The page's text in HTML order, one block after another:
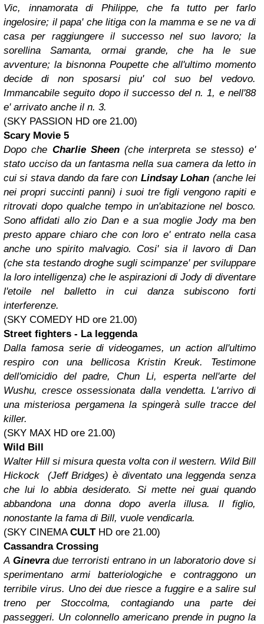
Vic, innamorata di Philippe, che fa tutto per farlo
ingelosire; il papa' che litiga con la mamma e se ne va di
casa per raggiungere il successo nel suo lavoro; la
sorellina Samanta, ormai grande, che ha le sue
avventure; la bisnonna Poupette che all'ultimo momento
decide di non sposarsi piu' col suo bel vedovo.
Immancabile seguito dopo il successo del n. 1, e nell'88
e' arrivato anche il n. 3.
(SKY PASSION HD ore 21.00)
Scary Movie 5
Dopo che Charlie Sheen(che interpreta se stesso) e'
stato ucciso da un fantasma nella sua camera da letto in
cui si stava dando da fare con Lindsay Lohan (anche lei
nei propri succinti panni) i suoi tre figli vengono rapiti e
ritrovati dopo qualche tempo in un'abitazione nel bosco.
Sono affidati allo zio Dan e a sua moglie Jody ma ben
presto appare chiaro che con loro e' entrato nella casa
anche uno spirito malvagio. Cosi' sia il lavoro di Dan
(che sta testando droghe sugli scimpanze' per sviluppare
la loro intelligenza) che le aspirazioni di Jody di diventare
l'etoile nel balletto in cui danza subiscono forti
interferenze.
(SKY COMEDY HD ore 21.00)
Street fighters - La leggenda
Dalla famosa serie di videogames, un action all'ultimo
respiro con una bellicosa Kristin Kreuk. Testimone
dell'omicidio del padre, Chun Li, esperta nell'arte del
Wushu, cresce ossessionata dalla vendetta. L'arrivo di
una misteriosa pergamena la spingerà sulle tracce del
killer.
(SKY MAX HD ore 21.00)
Wild Bill
Walter Hill si misura questa volta con il western. Wild Bill
Hickock (Jeff Bridges) è diventato una leggenda senza
che lui lo abbia desiderato. Si mette nei guai quando
abbandona una donna dopo averla illusa. Il figlio,
nonostante la fama di Bill, vuole vendicarla.
(SKY CINEMA CULTHD ore 21.00)
Cassandra Crossing
A Ginevradue terroristi entrano in un laboratorio dove si
sperimentano armi batteriologiche e contraggono un
terribile virus. Uno dei due riesce a fuggire e a salire sul
treno per Stoccolma, contagiando una parte dei
passeggeri. Un colonnello americano prende in pugno la